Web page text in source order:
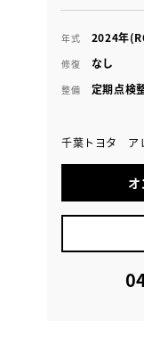
年式 2024年
修復 なし
整備 定期点検
千葉トヨタ ア